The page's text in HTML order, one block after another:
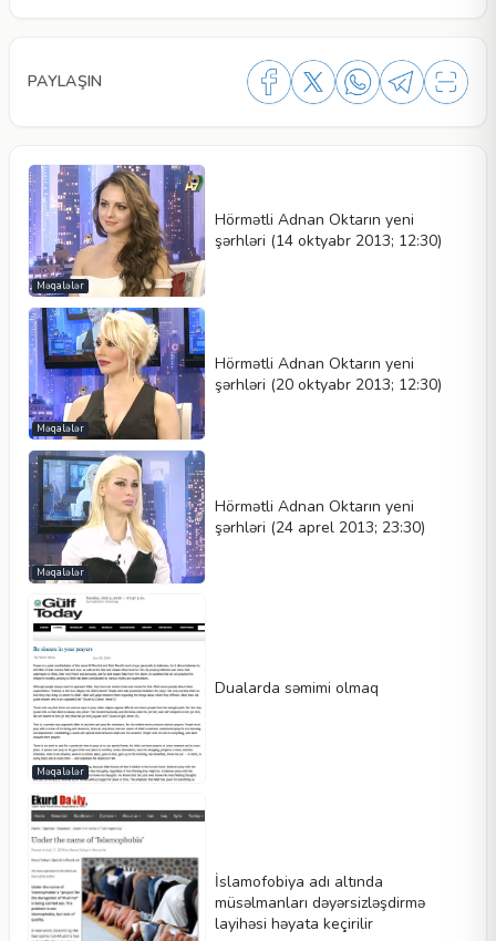
PAYLAŞIN
Məqalələr
Hörmətli Adnan Oktarın yeni
şərhləri (14 oktyabr 2013; 12:30)
Məqalələr
Hörmətli Adnan Oktarın yeni
şərhləri (20 oktyabr 2013; 12:30)
Məqalələr
Hörmətli Adnan Oktarın yeni
şərhləri (24 aprel 2013; 23:30)
Məqalələr
Dualarda səmimi olmaq
İslamofobiya adı altında
müsəlmanları dəyərsizləşdirmə
layihəsi həyata keçirilir